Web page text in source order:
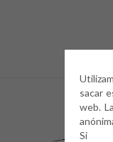
sacar
web.
Si